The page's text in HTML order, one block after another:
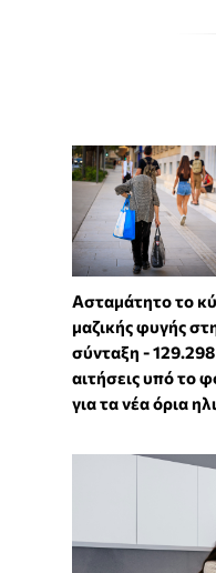
Ασταμάτητο το
μαζικής φυγής
σύνταξη - 129.298
αιτήσεις υπό το
για τα νέα όρια